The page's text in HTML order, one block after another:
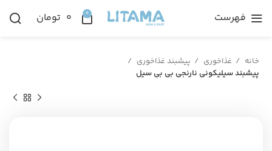
فهرست 0 ۰ تومان
خانه غذاخوری
پیشبند غذاخوری
پیشبند سیلیکونی نارنجی بی بی سیل